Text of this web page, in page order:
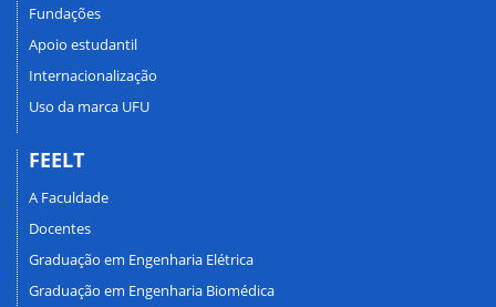
Fundações
Apoio estudantil
Internacionalização
Uso da marca UFU
FEELT
A Faculdade
Docentes
Graduação em Engenharia Elétrica
Graduação em Engenharia Biomédica